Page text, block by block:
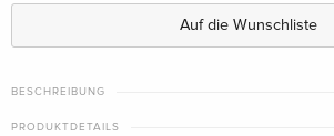
Auf die Wunschliste
BESCHREIBUNG
PRODUKTDETAILS